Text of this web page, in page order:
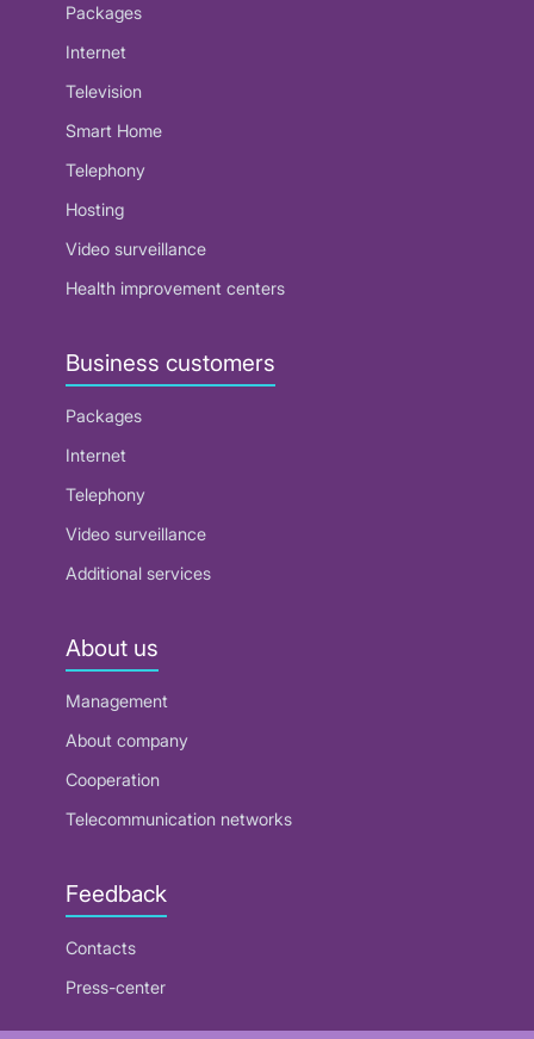
Packages
Internet
Television
Smart Home
Telephony
Hosting
Video surveillance
Health improvement centers
Business customers
Packages
Internet
Telephony
Video surveillance
Additional services
About us
Management
About company
Cooperation
Telecommunication networks
Feedback
Contacts
Press-center